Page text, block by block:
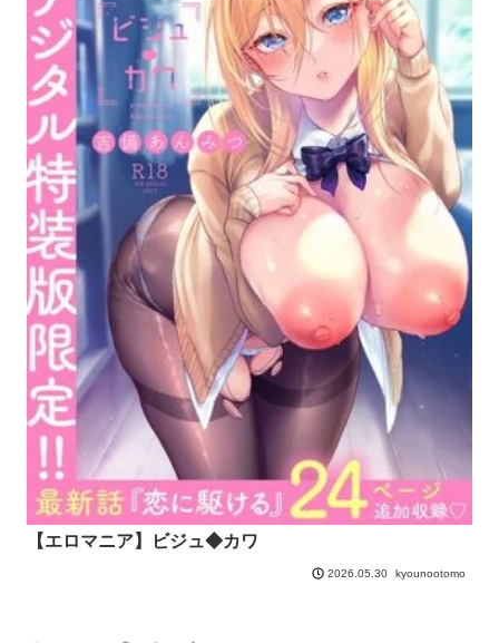
【エロマニア】ビジュ◆カワ
2026.05.30 kyounootomo